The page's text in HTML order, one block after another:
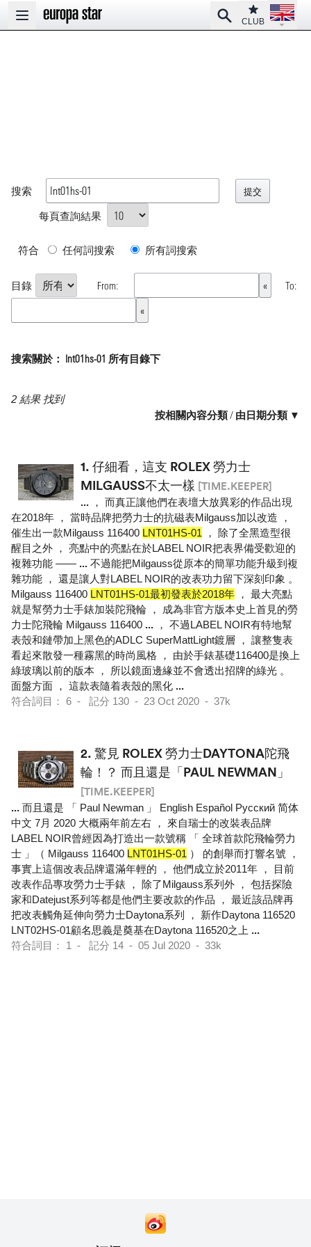
Open main menu
SearchClub
CLUB
Open
搜索
每頁查詢結果
符合 任何詞搜索 所有詞搜索
目錄 From: To:
搜索關於： lnt01hs-01 所有目錄下
2 結果 找到
按相關內容分類/ 由日期分類 ▼
1. 仔細看，這支 ROLEX 勞力士
MILGAUSS不太一樣 [TIME.KEEPER]
... ， 而真正讓他們在表壇大放異彩的作品出現
在2018年 ， 當時品牌把勞力士的抗磁表Milgauss加以改造 ，
催生出一款Milgauss 116400 LNT01HS-01 ， 除了全黑造型很
醒目之外 ， 亮點中的亮點在於LABEL NOIR把表界備受歡迎的
複雜功能 —— ... 不過能把Milgauss從原本的簡單功能升級到複
雜功能 ， 還是讓人對LABEL NOIR的改表功力留下深刻印象 。
Milgauss 116400 LNT01HS-01最初發表於2018年 ， 最大亮點
就是幫勞力士手錶加裝陀飛輪 ， 成為非官方版本史上首見的勞
力士陀飛輪 Milgauss 116400 ... ， 不過LABEL NOIR有特地幫
表殼和鏈帶加上黑色的ADLC SuperMattLight鍍層 ， 讓整隻表
看起來散發一種霧黑的時尚風格 ， 由於手錶基礎116400是換上
綠玻璃以前的版本 ， 所以鏡面邊緣並不會透出招牌的綠光 。
面盤方面 ， 這款表隨着表殼的黑化 ...
符合詞目： 6 - 記分 130 - 23 Oct 2020 - 37k
2. 驚見 ROLEX 勞力士DAYTONA陀飛
輪！？ 而且還是「PAUL NEWMAN」
[TIME.KEEPER]
... 而且還是 「 Paul Newman 」 English Español Pусский 简体
中文 7月 2020 大概兩年前左右 ， 來自瑞士的改裝表品牌
LABEL NOIR曾經因為打造出一款號稱 「 全球首款陀飛輪勞力
士 」（ Milgauss 116400 LNT01HS-01 ） 的創舉而打響名號 ，
事實上這個改表品牌還滿年輕的 ， 他們成立於2011年 ， 目前
改表作品專攻勞力士手錶 ， 除了Milgauss系列外 ， 包括探險
家和Datejust系列等都是他們主要改款的作品 ， 最近該品牌再
把改表觸角延伸向勞力士Daytona系列 ， 新作Daytona 116520
LNT02HS-01顧名思義是奠基在Daytona 116520之上 ...
符合詞目： 1 - 記分 14 - 05 Jul 2020 - 33k